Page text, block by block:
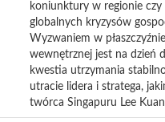
koniunktury w regionie czy
globalnych kryzysów
Wyzwaniem w płaszczyźnie
wewnętrznej jest na dzień
kwestia utrzymania
utracie lidera i stratega,
twórca Singapuru Lee Kuan